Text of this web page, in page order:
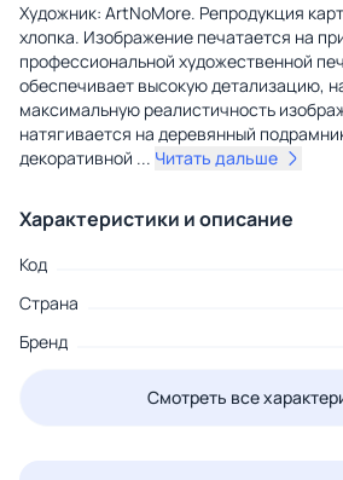
Художник: ArtNoMore. Репродукция
хлопка. Изображение печатается на
профессиональной художественной
обеспечивает высокую детализацию,
максимальную реалистичность
натягивается на деревянный
декоративной ... Читать дальше
Характеристики и описание
Код
Страна
Бренд
Смотреть все